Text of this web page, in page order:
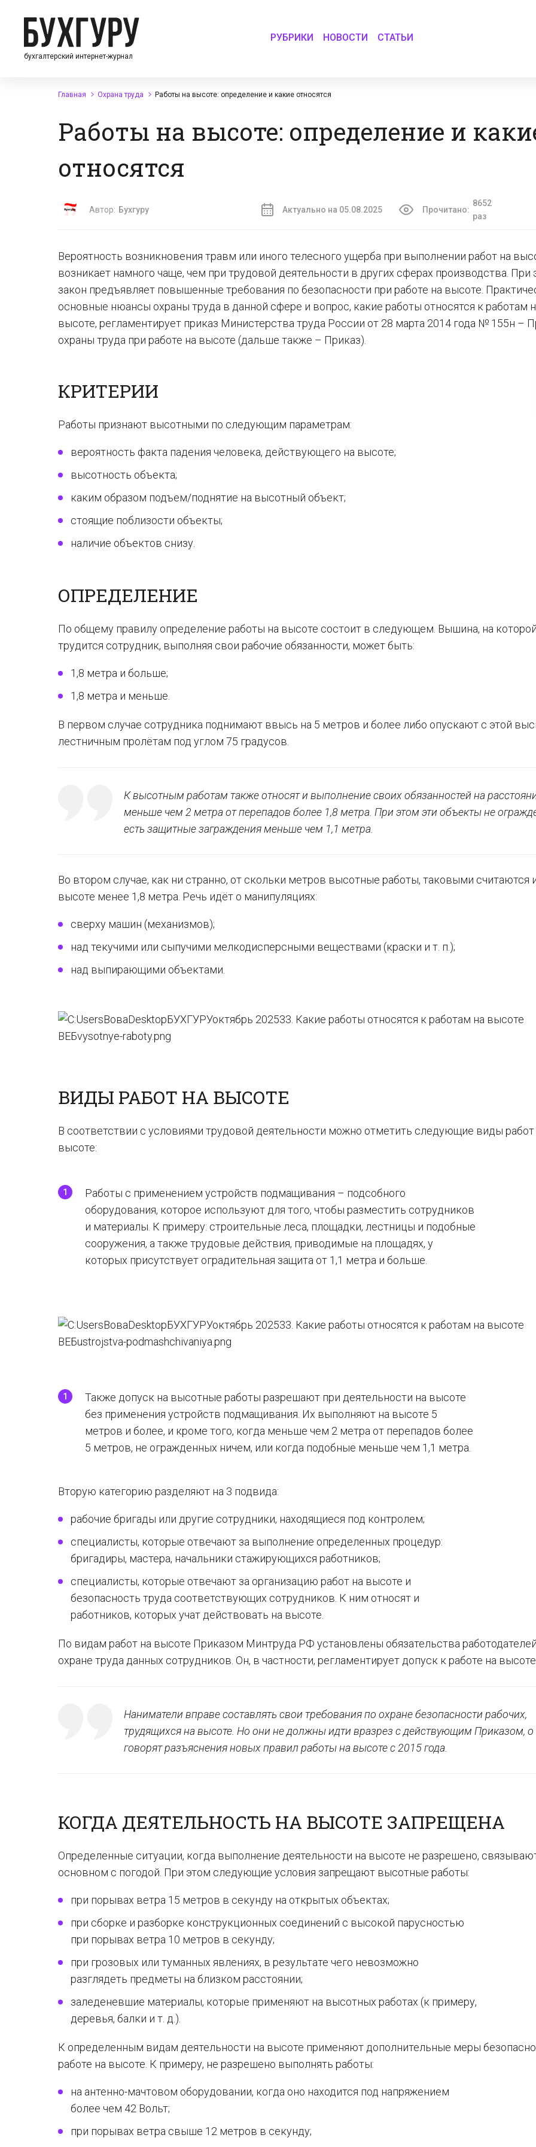
бухгалтерский интернет-журнал
РУБРИКИ НОВОСТИ СТАТЬИ
Главная Охрана труда Работы на высоте: определение и какие относятся
Работы на высоте: определение и
относятся
Автор: Бухгуру Актуально на 05.08.2025 Прочитано:
8652
раз
Вероятность возникновения травм или иного телесного ущерба при выполнении работ на
возникает намного чаще, чем при трудовой деятельности в других сферах производства. При
закон предъявляет повышенные требования по безопасности при работе на высоте.
основные нюансы охраны труда в данной сфере и вопрос, какие работы относятся к работам
высоте, регламентирует приказ Министерства труда России от 28 марта 2014 года № 155н –
охраны труда при работе на высоте (дальше также – Приказ).
КРИТЕРИИ
Работы признают высотными по следующим параметрам:
вероятность факта падения человека, действующего на высоте;
высотность объекта;
каким образом подъем/поднятие на высотный объект;
стоящие поблизости объекты;
наличие объектов снизу.
ОПРЕДЕЛЕНИЕ
По общему правилу определение работы на высоте состоит в следующем. Вышина, на
трудится сотрудник, выполняя свои рабочие обязанности, может быть:
1,8 метра и больше;
1,8 метра и меньше.
В первом случае сотрудника поднимают ввысь на 5 метров и более либо опускают с этой
лестничным пролётам под углом 75 градусов.
К высотным работам также относят и выполнение своих обязанностей на
меньше чем 2 метра от перепадов более 1,8 метра. При этом эти объекты не
есть защитные заграждения меньше чем 1,1 метра.
Во втором случае, как ни странно, от скольки метров высотные работы, таковыми считаются
высоте менее 1,8 метра. Речь идёт о манипуляциях:
сверху машин (механизмов);
над текучими или сыпучими мелкодисперсными веществами (краски и т. п.);
над выпирающими объектами.
ВИДЫ РАБОТ НА ВЫСОТЕ
В соответствии с условиями трудовой деятельности можно отметить следующие виды работ
высоте:
Работы с применением устройств подмащивания – подсобного
оборудования, которое используют для того, чтобы разместить сотрудников
и материалы. К примеру: строительные леса, площадки, лестницы и подобные
сооружения, а также трудовые действия, приводимые на площадях, у
которых присутствует оградительная защита от 1,1 метра и больше.
Также допуск на высотные работы разрешают при деятельности на высоте
без применения устройств подмащивания. Их выполняют на высоте 5
метров и более, и кроме того, когда меньше чем 2 метра от перепадов более
5 метров, не огражденных ничем, или когда подобные меньше чем 1,1 метра.
Вторую категорию разделяют на 3 подвида:
рабочие бригады или другие сотрудники, находящиеся под контролем;
специалисты, которые отвечают за выполнение определенных процедур:
бригадиры, мастера, начальники стажирующихся работников;
специалисты, которые отвечают за организацию работ на высоте и
безопасность труда соответствующих сотрудников. К ним относят и
работников, которых учат действовать на высоте.
По видам работ на высоте Приказом Минтруда РФ установлены обязательства
охране труда данных сотрудников. Он, в частности, регламентирует допуск к работе на
Наниматели вправе составлять свои требования по охране безопасности рабочих,
трудящихся на высоте. Но они не должны идти вразрез с действующим Приказом,
говорят разъяснения новых правил работы на высоте с 2015 года.
КОГДА ДЕЯТЕЛЬНОСТЬ НА ВЫСОТЕ ЗАПРЕЩЕНА
Определенные ситуации, когда выполнение деятельности на высоте не разрешено,
основном с погодой. При этом следующие условия запрещают высотные работы:
при порывах ветра 15 метров в секунду на открытых объектах;
при сборке и разборке конструкционных соединений с высокой парусностью
при порывах ветра 10 метров в секунду;
при грозовых или туманных явлениях, в результате чего невозможно
разглядеть предметы на близком расстоянии;
заледеневшие материалы, которые применяют на высотных работах (к примеру,
деревья, балки и т. д.).
К определенным видам деятельности на высоте применяют дополнительные меры
работе на высоте. К примеру, не разрешено выполнять работы:
на антенно-мачтовом оборудовании, когда оно находится под напряжением
более чем 42 Вольт;
при порывах ветра свыше 12 метров в секунду;